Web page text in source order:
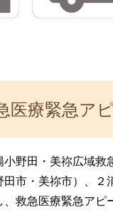
医療緊急ア
野田・美祢広域
市・美祢市）、２
救急医療緊急アピ